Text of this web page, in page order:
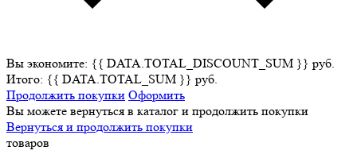
Вы экономите: {{ DATA.TOTAL_DISCOUNT_SUM }} руб.
Итого: {{ DATA.TOTAL_SUM }} руб.
Продолжить покупки Оформить
Вы можете вернуться в каталог и продолжить покупки
Вернуться и продолжить покупки
товаров